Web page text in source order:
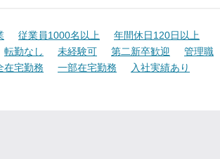
従業員1000名以上
年間休日120日以上
転勤なし 未経験可 第二新卒歓迎
管理職
在宅勤務 一部在宅勤務
入社実績あり